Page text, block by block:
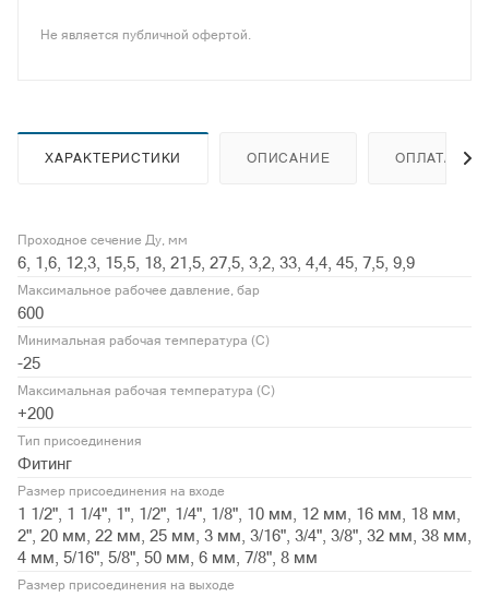
Не является публичной офертой.
ХАРАКТЕРИСТИКИ ОПИСАНИЕ ОПЛАТА
Проходное сечение Ду, мм
6, 1,6, 12,3, 15,5, 18, 21,5, 27,5, 3,2, 33, 4,4, 45, 7,5, 9,9
Максимальное рабочее давление, бар
600
Минимальная рабочая температура (С)
-25
Максимальная рабочая температура (С)
+200
Тип присоединения
Фитинг
Размер присоединения на входе
1 1/2", 1 1/4", 1", 1/2", 1/4", 1/8", 10 мм, 12 мм, 16 мм, 18 мм,
2", 20 мм, 22 мм, 25 мм, 3 мм, 3/16", 3/4", 3/8", 32 мм, 38 мм,
4 мм, 5/16", 5/8", 50 мм, 6 мм, 7/8", 8 мм
Размер присоединения на выходе